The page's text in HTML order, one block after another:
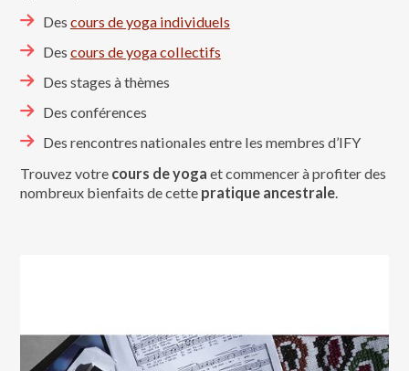
Des cours de yoga individuels
Des cours de yoga collectifs
Des stages à thèmes
Des conférences
Des rencontres nationales entre les membres d’IFY
Trouvez votre cours de yoga et commencer à profiter des
nombreux bienfaits de cette pratique ancestrale